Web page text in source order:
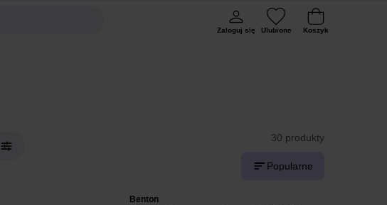
Zaloguj się Ulubione Koszyk
30 produkty
Popularne
Benton